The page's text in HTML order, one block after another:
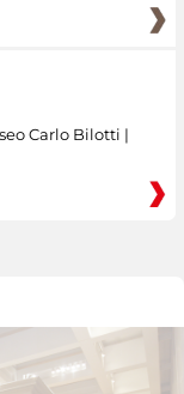
Carlo Bilotti |